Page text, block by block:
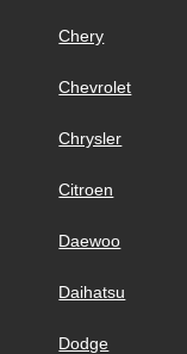
Chery
Chevrolet
Chrysler
Citroen
Daewoo
Daihatsu
Dodge